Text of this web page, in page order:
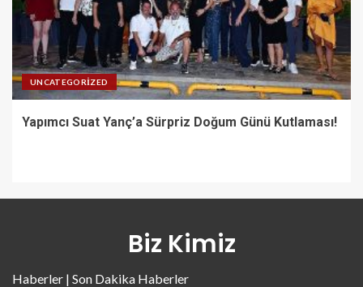
UNCATEGORIZED
Yapımcı Suat Yanç’a Sürpriz Doğum Günü Kutlaması!
Biz Kimiz
Haberler | Son Dakika Haberler